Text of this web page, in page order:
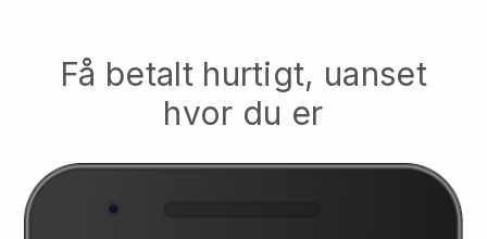
Få betalt hurtigt, uanset
hvor du er